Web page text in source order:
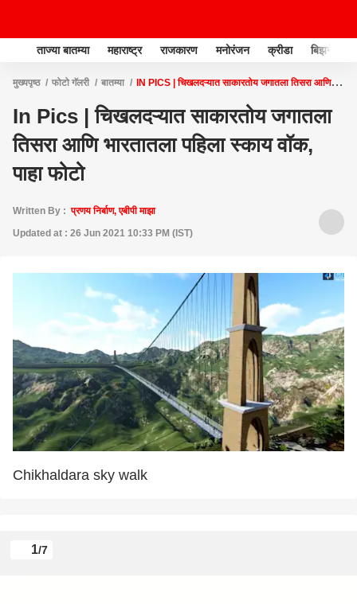
ताज्या बातम्या महाराष्ट्र राजकारण मनोरंजन क्रीडा बिझनेस
मुख्यपृष्ठ फोटो गॅलरी बातम्या
IN PICS | चिखलदऱ्यात साकारतोय जगातला तिसरा आणि
In Pics | चिखलदऱ्यात साकारतोय जगातला
तिसरा आणि भारतातला पहिला स्काय वॉक,
पाहा फोटो
Written By :प्रणय निर्बाण, एबीपी माझा
Updated at : 26 Jun 2021 10:33 PM (IST)
Chikhaldara sky walk
1/7